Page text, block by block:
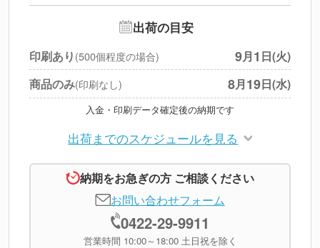
※上記小計は税別です
出荷の目安
印刷あり (500個程度の場合) 9月1 日(火)
商品のみ(印刷なし) 8月19日(水)
入金・印刷データ確定後の納期です
出荷までのスケジュールを見る
納期をお急ぎの方 ご相談ください
お問い合わせフォーム
0422-29-9911
営業時間 10:00～18:00 土日祝を除く